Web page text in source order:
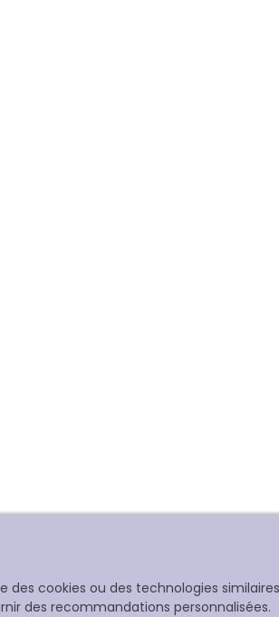
des cookies ou des technologies
des recommandations personnalisées.